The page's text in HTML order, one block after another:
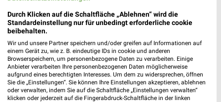
Durch Klicken auf die Schaltfläche „Ablehnen“ wird die
Standardeinstellung nur für unbedingt erforderliche cookie
beibehalten.
Wir und unsere Partner speichern und/oder greifen auf Informationen auf
einem Gerät zu, wie z. B. eindeutige IDs in cookie und anderen
Browserspeichern, um personenbezogene Daten zu verarbeiten. Einige
Anbieter verarbeiten Ihre personenbezogenen Daten möglicherweise
aufgrund eines berechtigten Interesses. Um dem zu widersprechen, öffnen
Sie die „Einstellungen“. Sie können Ihre Einstellungen akzeptieren, ablehnen
oder verwalten, indem Sie auf die Schaltfläche „Einstellungen verwalten“
klicken oder jederzeit auf die Fingerabdruck-Schaltfläche in der linken